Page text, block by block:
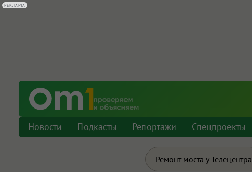
Новости Подкасты Репортажи Спецпроекты
Ремонт моста у Телецентра
РЕКЛАМА